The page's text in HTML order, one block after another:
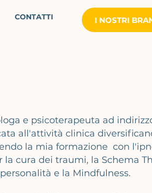
CONTATTI I NOSTRI
e psicoterapeuta ad
all'attività clinica
la mia formazione con
la cura dei traumi, la Schema
e la Mindfulness.